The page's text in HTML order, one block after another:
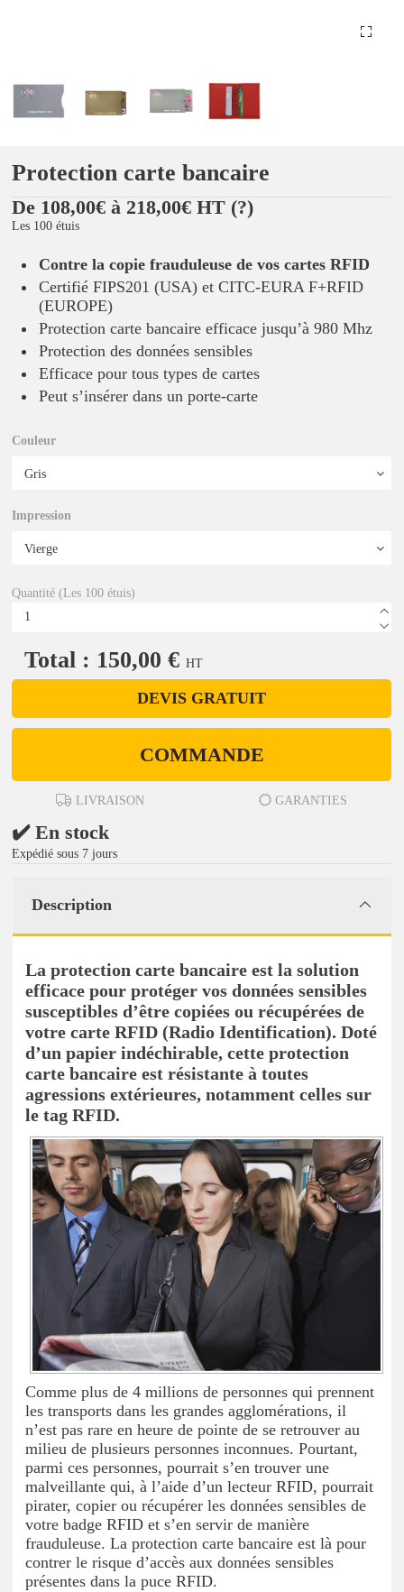
Protection carte bancaire
De 108,00€ à 218,00€ HT (?)
Les 100 étuis
Contre la copie frauduleuse de vos cartes RFID
Certifié FIPS201 (USA) et CITC-EURA F+RFID
(EUROPE)
Protection carte bancaire efficace jusqu’à 980 Mhz
Protection des données sensibles
Efficace pour tous types de cartes
Peut s’insérer dans un porte-carte
Couleur
Impression
Quantité (Les 100 étuis)
Total : 150,00 € HT
DEVIS GRATUIT
COMMANDE
LIVRAISON GARANTIES
✔️ En stock
Expédié sous 7 jours
Description
La protection carte bancaire est la solution
efficace pour protéger vos données sensibles
susceptibles d’être copiées ou récupérées de
votre carte RFID (Radio Identification). Doté
d’un papier indéchirable, cette protection
carte bancaire est résistante à toutes
agressions extérieures, notamment celles sur
le tag RFID.
Comme plus de 4 millions de personnes qui prennent
les transports dans les grandes agglomérations, il
n’est pas rare en heure de pointe de se retrouver au
milieu de plusieurs personnes inconnues. Pourtant,
parmi ces personnes, pourrait s’en trouver une
malveillante qui, à l’aide d’un lecteur RFID, pourrait
pirater, copier ou récupérer les données sensibles de
votre badge RFID et s’en servir de manière
frauduleuse. La protection carte bancaire est là pour
contrer le risque d’accès aux données sensibles
présentes dans la puce RFID.